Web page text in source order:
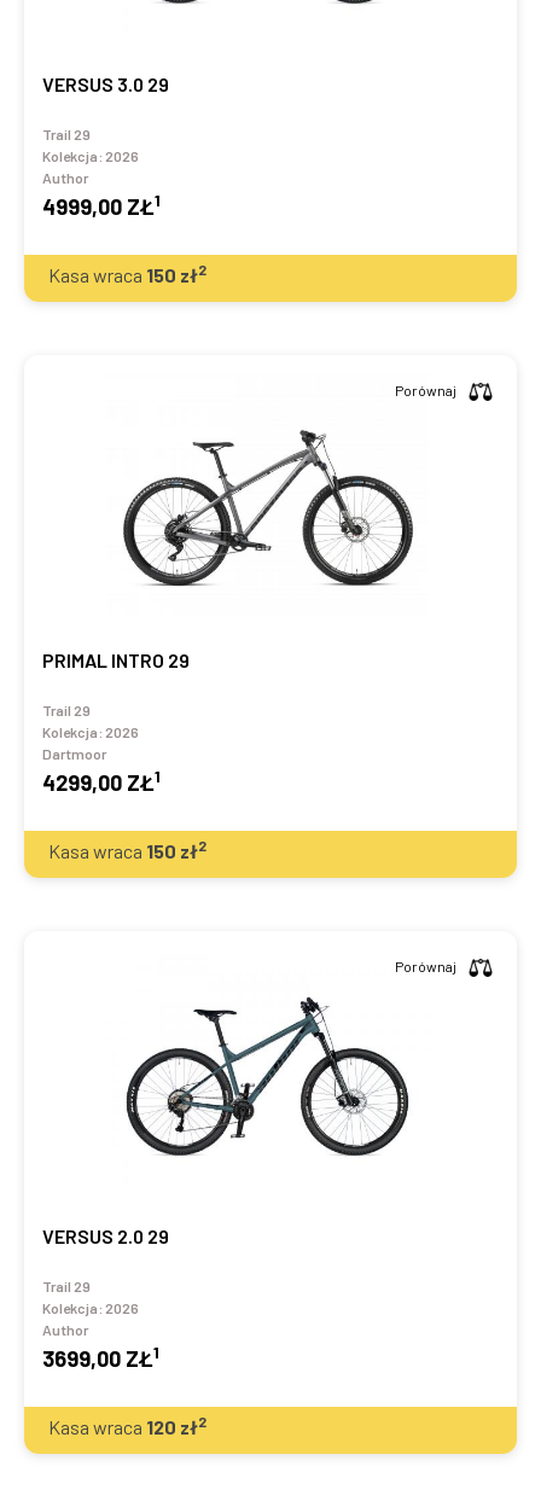
VERSUS 3.0 29
Trail 29
Kolekcja: 2026
Author
4999,00 ZŁ1
Kasa wraca 150 zł2
PRIMAL INTRO 29
Trail 29
Kolekcja: 2026
Dartmoor
4299,00 ZŁ1
Porównaj
Kasa wraca 150 zł2
VERSUS 2.0 29
Trail 29
Kolekcja: 2026
Author
3699,00 ZŁ1
Porównaj
Kasa wraca 120 zł2